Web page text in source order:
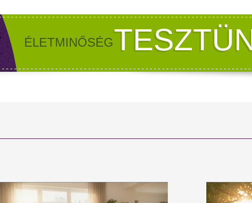
ÉLETMINŐSÉG